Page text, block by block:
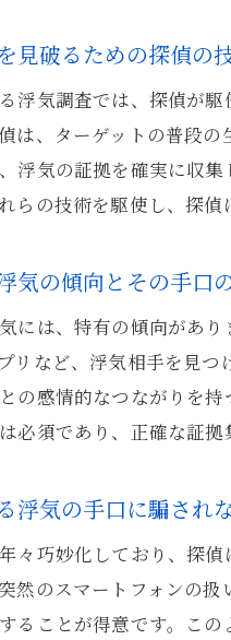
見破るための探偵の
浮気調査では、探偵が
は、ターゲットの普段
浮気の証拠を確実に収
らの技術を駆使し、探
気の傾向とその手口
には、特有の傾向があ
リなど、浮気相手を見
の感情的なつながりを
必須であり、正確な証拠
浮気の手口に騙され
々巧妙化しており、探
然のスマートフォンの
ることが得意です。こ